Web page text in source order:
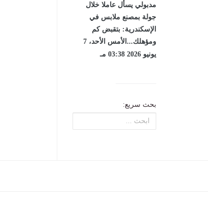
مدبولي يسأل عاملا خلال
جولة بمصنع ملابس في
الإسكندرية: بتقبض كم
ومؤهلك...الأمس الأحد، 7
يونيو 2026 03:38 مـ
بحث سريع: